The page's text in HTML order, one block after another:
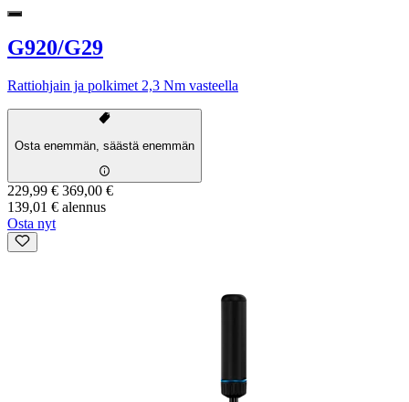
G920/G29
Rattiohjain ja polkimet 2,3 Nm vasteella
Osta enemmän, säästä enemmän
229,99 € 369,00 €
139,01 € alennus
Osta nyt